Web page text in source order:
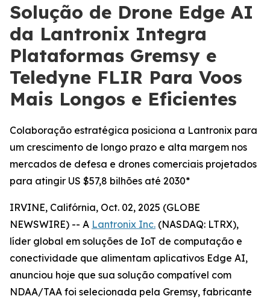
Solução de Drone Edge AI
da Lantronix Integra
Plataformas Gremsy e
Teledyne FLIR Para Voos
Mais Longos e Eficientes
Colaboração estratégica posiciona a Lantronix para
um crescimento de longo prazo e alta margem nos
mercados de defesa e drones comerciais projetados
para atingir US $57,8 bilhões até 2030*
IRVINE, Califórnia, Oct. 02, 2025 (GLOBE
NEWSWIRE) -- A Lantronix Inc. (NASDAQ: LTRX),
líder global em soluções de IoT de computação e
conectividade que alimentam aplicativos Edge AI,
anunciou hoje que sua solução compatível com
NDAA/TAA foi selecionada pela Gremsy, fabricante